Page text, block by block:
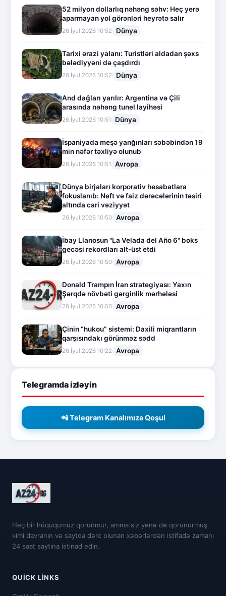
52 milyon dollarlıq nəhəng səhv: Heç yerə
aparmayan yol görənləri heyrətə salır
26.İyul.2026 10:52 Dünya
Tarixi ərazi yalanı: Turistləri aldadan şəxs
bələdiyyəni də çaşdırdı
26.İyul.2026 10:52 Dünya
And dağları yarılır: Argentina və Çili
arasında nəhəng tunel layihəsi
26.İyul.2026 10:51 Dünya
İspaniyada meşə yanğınları səbəbindən 19
min nəfər təxliyə olunub
26.İyul.2026 10:51 Avropa
Dünya birjaları korporativ hesabatlara
fokuslanıb: Neft və faiz dərəcələrinin təsiri
altında cari vəziyyət
26.İyul.2026 10:50 Avropa
İbay Llanosun "La Velada del Año 6" boks
gecəsi rekordları alt-üst etdi
26.İyul.2026 10:50 Avropa
Donald Trampın İran strategiyası: Yaxın
Şərqdə növbəti gərginlik mərhələsi
26.İyul.2026 10:50 Avropa
Çinin “hukou” sistemi: Daxili miqrantların
qarşısındakı görünməz sədd
26.İyul.2026 10:22 Avropa
Telegramda izləyin
📲 Telegram Kanalımıza Qoşul
Heç bir hüququmuz qorunmur, amma siz yenə də qorunurmuş
kimi davranın və saytda dərc olunan xəbərlərdən istifadə zamanı
24 saat saytına istinad edin.
QUICK LINKS